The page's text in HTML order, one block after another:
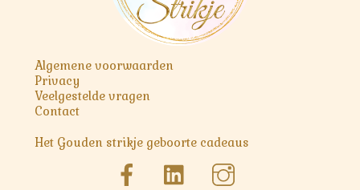
Algemene voorwaarden
Privacy
Veelgestelde vragen
Contact
Het Gouden strikje geboorte cadeaus